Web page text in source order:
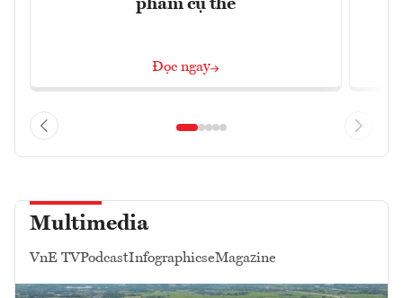
phẩm cụ thể
Đọc ngay
Multimedia
VnE TVPodcastInfographicseMagazine